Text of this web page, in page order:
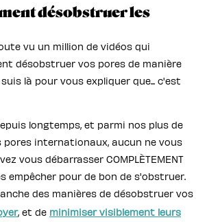
désobstruer les
vu un million de vidéos qui
désobstruer vos pores de manière
là pour vous expliquer que... c'est
longtemps, et parmi nos plus de
pores internationaux, aucun ne vous
vous débarrasser COMPLÈTEMENT
empêcher pour de bon de s'obstruer.
des manières de désobstruer vos
, et de minimiser visiblement leurs